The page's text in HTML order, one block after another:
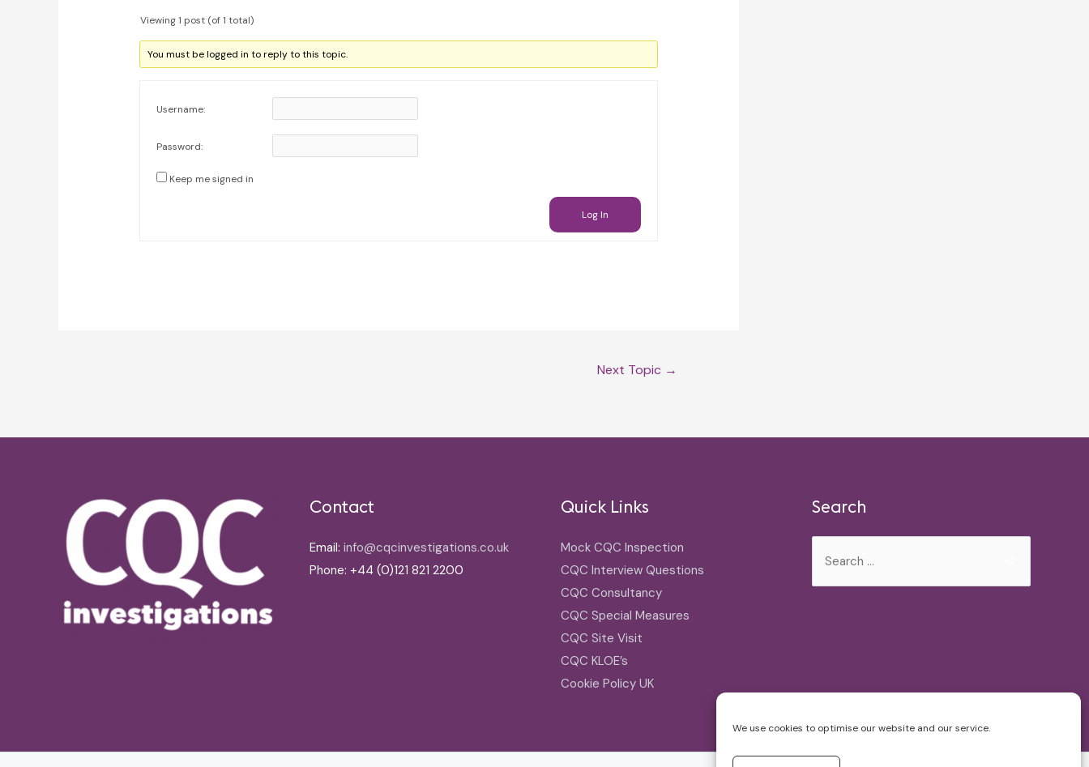
We use cookies to optimise our website and our service.
Viewing 1 post (of 1 total)
You must be logged in to reply to this topic.
Username:
Password:
Keep me signed in
Log In
Next Topic →
Contact
Email: info@cqcinvestigations.co.uk
Phone: +44 (0)121 821 2200
Quick Links
Mock CQC Inspection
CQC Interview Questions
CQC Consultancy
CQC Special Measures
CQC Site Visit
CQC KLOE’s
Cookie Policy UK
Search
for: